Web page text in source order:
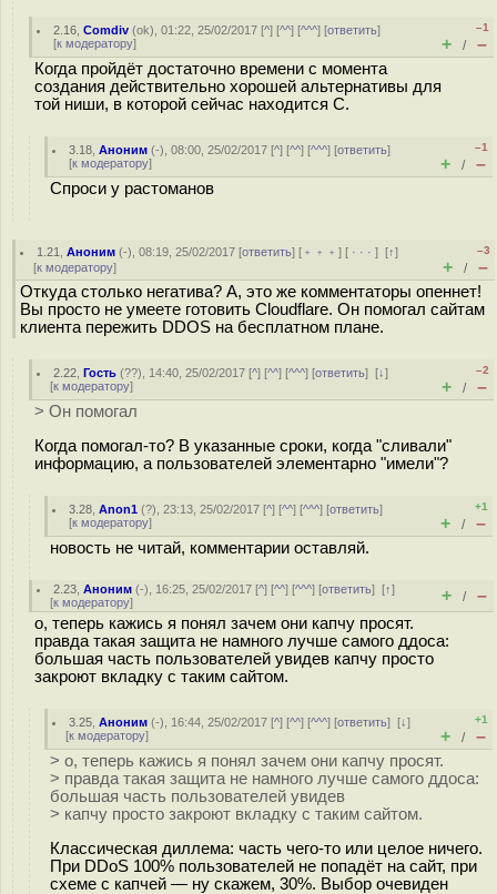
2.16 ,Comdiv (ok), 01:22, 25/02/2017 [^] [^^] [^^^] [ответить]
[к модератору]
–1
+ / –
Когда пройдёт достаточно времени с момента
создания действительно хорошей альтернативы для
той ниши, в которой сейчас находится C.
3.18 ,Аноним (-), 08:00, 25/02/2017 [^] [^^] [^^^] [ответить]
[к модератору]
–1
+ / –
Спроси у растоманов
1.21 ,Аноним (-), 08:19, 25/02/2017 [ответить] [ ﹢﹢﹢] [ · · ·][↑]
[к модератору]
–3
+ / –
Откуда столько негатива? А, это же комментаторы опеннет!
Вы просто не умеете готовить Cloudflare. Он помогал сайтам
клиента пережить DDOS на бесплатном плане.
2.22 ,Гость (??), 14:40, 25/02/2017 [^] [^^] [^^^] [ответить][↓]
[к модератору]
–2
+ / –
> Он помогал
Когда помогал-то? В указанные сроки, когда "сливали"
информацию, а пользователей элементарно "имели"?
3.28 ,Anon1 (?), 23:13, 25/02/2017 [^] [^^] [^^^] [ответить]
[к модератору]
+1
+ / –
новость не читай, комментарии оставляй.
2.23 ,Аноним (-), 16:25, 25/02/2017 [^] [^^] [^^^] [ответить][↑]
[к модератору] + / –
о, теперь кажись я понял зачем они капчу просят.
правда такая защита не намного лучше самого ддоса:
большая часть пользователей увидев капчу просто
закроют вкладку с таким сайтом.
3.25 ,Аноним (-), 16:44, 25/02/2017 [^] [^^] [^^^] [ответить][↓]
[к модератору]
+1
+ / –
> о, теперь кажись я понял зачем они капчу просят.
> правда такая защита не намного лучше самого ддоса:
большая часть пользователей увидев
> капчу просто закроют вкладку с таким сайтом.
Классическая диллема: часть чего-то или целое ничего.
При DDoS 100% пользователей не попадёт на сайт, при
схеме с капчей — ну скажем, 30%. Выбор очевиден